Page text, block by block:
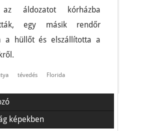
áldozatot kórházba
egy másik rendőr
a hüllőt és elszállította a
tévedés Florida
képekben